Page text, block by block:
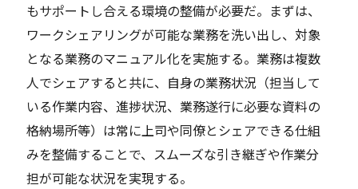
もサポートし合える環境の整備が必要だ。まずは、
ワークシェアリングが可能な業務を洗い出し、対象
となる業務のマニュアル化を実施する。業務は複数
人でシェアすると共に、自身の業務状況（担当して
いる作業内容、進捗状況、業務遂行に必要な資料の
格納場所等）は常に上司や同僚とシェアできる仕組
みを整備することで、スムーズな引き継ぎや作業分
担が可能な状況を実現する。